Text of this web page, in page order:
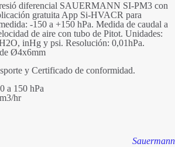
diferencial SAUERMANN SI-PM3 con
gratuita App Si-HVACR para
-150 a +150 hPa. Medida de caudal a
de aire con tubo de Pitot. Unidades:
inHg y psi. Resolución: 0,01hPa.
Ø4x6mm
y Certificado de conformidad.
a 150 hPa
hr
Sauermann